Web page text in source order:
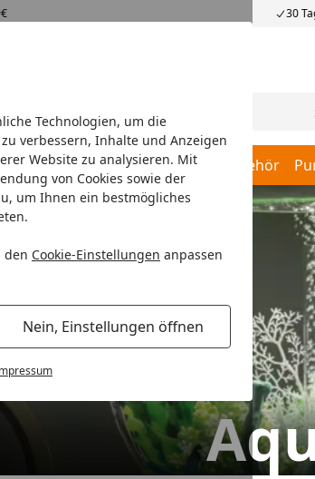
Technologien, um die
verbessern, Inhalte und Anzeigen
Website zu analysieren. Mit
von Cookies sowie der
um Ihnen ein bestmögliches
den Cookie-Einstellungen anpassen
Nein, Einstellungen öffnen
30
Sommerhits Suche
Aquarienfilter, Pumpen & Zubehör